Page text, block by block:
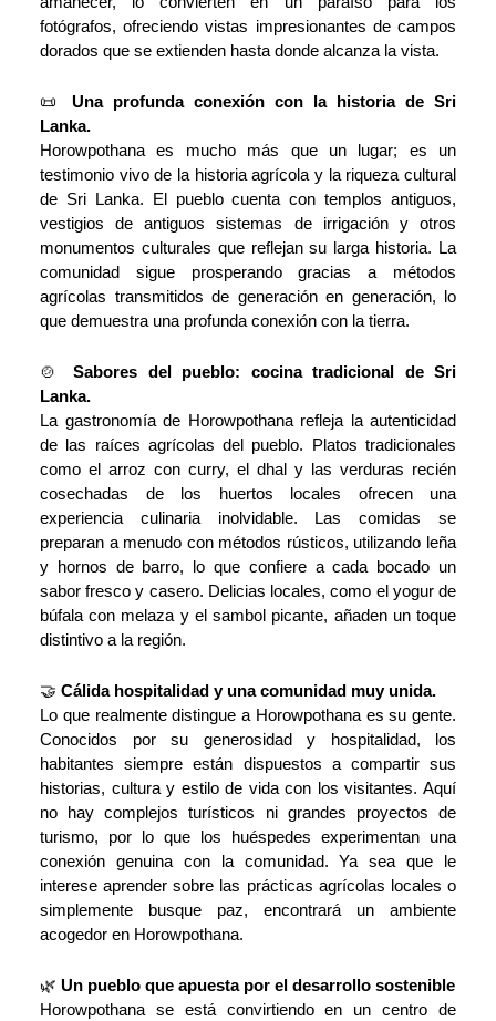
fotógrafos, ofreciendo vistas impresionantes de campos
dorados que se extienden hasta donde alcanza la vista.
📜 Una profunda conexión con la historia de Sri
Lanka.
Horowpothana es mucho más que un lugar; es un
testimonio vivo de la historia agrícola y la riqueza cultural
de Sri Lanka. El pueblo cuenta con templos antiguos,
vestigios de antiguos sistemas de irrigación y otros
monumentos culturales que reflejan su larga historia. La
comunidad sigue prosperando gracias a métodos
agrícolas transmitidos de generación en generación, lo
que demuestra una profunda conexión con la tierra.
🍲 Sabores del pueblo: cocina tradicional de Sri
Lanka.
La gastronomía de Horowpothana refleja la autenticidad
de las raíces agrícolas del pueblo. Platos tradicionales
como el arroz con curry, el dhal y las verduras recién
cosechadas de los huertos locales ofrecen una
experiencia culinaria inolvidable. Las comidas se
preparan a menudo con métodos rústicos, utilizando leña
y hornos de barro, lo que confiere a cada bocado un
sabor fresco y casero. Delicias locales, como el yogur de
búfala con melaza y el sambol picante, añaden un toque
distintivo a la región.
🤝 Cálida hospitalidad y una comunidad muy unida.
Lo que realmente distingue a Horowpothana es su gente.
Conocidos por su generosidad y hospitalidad, los
habitantes siempre están dispuestos a compartir sus
historias, cultura y estilo de vida con los visitantes. Aquí
no hay complejos turísticos ni grandes proyectos de
turismo, por lo que los huéspedes experimentan una
conexión genuina con la comunidad. Ya sea que le
interese aprender sobre las prácticas agrícolas locales o
simplemente busque paz, encontrará un ambiente
acogedor en Horowpothana.
🌿 Un pueblo que apuesta por el desarrollo sostenible
Horowpothana se está convirtiendo en un centro de